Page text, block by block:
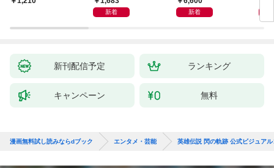
新着
版
新着
ウ
【
新刊配信予定 ランキング
キャンペーン 無料
漫画無料試し読みならdブック エンタメ・芸能 英雄伝説 閃の軌跡 公式ビジュア